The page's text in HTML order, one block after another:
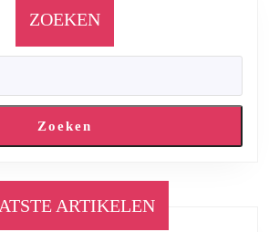
ZOEKEN
Zoeken
ARTIKELEN